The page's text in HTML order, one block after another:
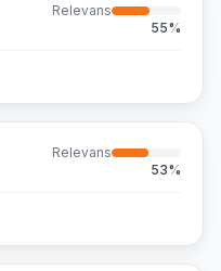
Relevans
55%
Relevans
53%